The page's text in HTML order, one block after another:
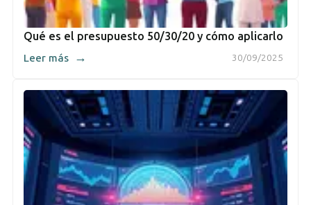
Qué es el presupuesto 50/30/20 y cómo aplicarlo
30/09/2025
Leer más →